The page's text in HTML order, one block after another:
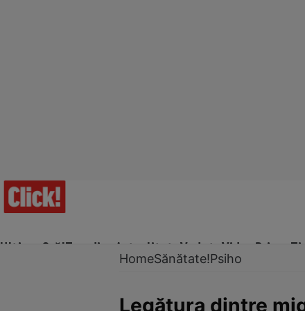
Ultima Oră!Trending Actualitate Vedete Video Prime
HomeSănătate!Psiho
Legătura dintre